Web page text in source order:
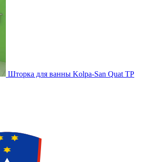
Шторка для ванны Kolpa-San Quat TP